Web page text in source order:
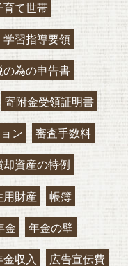
育て世帯
学習指導要領
の為の申告書
寄附金受領証明書
ン 審査手数料
資産の特例
用財産 帳簿
金 年金の壁
金収入 広告宣伝費